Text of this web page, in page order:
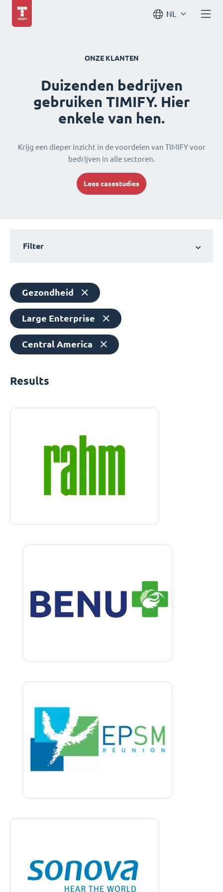
NL
ONZE KLANTEN
Duizenden bedrijven
gebruiken TIMIFY. Hier
enkele van hen.
Krijg een dieper inzicht in de voordelen van TIMIFY voor
bedrijven in alle sectoren.
Lees casestudies
Filter
Gezondheid
Large Enterprise
Central America
Results